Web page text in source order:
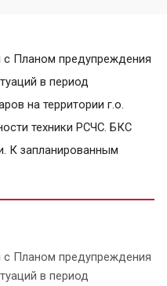
с Планом предупреждения
в период
на территории г.о.
техники РСЧС. БКС
К запланированным
с Планом предупреждения
в период